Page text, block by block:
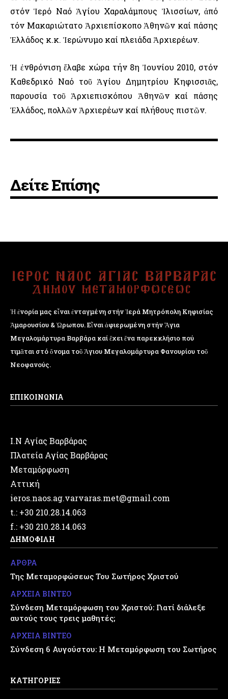
στόν Ἱερό Ναό Ἁγίου Χαραλάμπους Ἰλισσίων, ἀπό
τόν Μακαριώτατο Ἀρχιεπίσκοπο Ἀθηνῶν καί πάσης
Ἑλλάδος κ.κ. Ἱερώνυμο καί πλειάδα Ἀρχιερέων.
Ἡ ἐνθρόνιση ἔλαβε χώρα τήν 8η Ἰουνίου 2010, στόν
Καθεδρικό Ναό τοῦ Ἁγίου Δημητρίου Κηφισσιᾶς,
παρουσία τοῦ Ἀρχιεπισκόπου Ἀθηνῶν καί πάσης
Ἑλλάδος, πολλῶν Ἀρχιερέων καί πλήθους πιστῶν.
Δείτε Επίσης
Ἡ ἐνορία μας εἶναι ἐνταγμένη στήν Ἱερά Μητρόπολη Κηφισίας
Ἁμαρουσίου & Ὠρωπου. Εἶναι ἀφιερωμένη στήν Ἅγια
Μεγαλομάρτυρα Βαρβάρα καί ἔχει ἕνα παρεκκλήσιο πού
τιμᾶται στό ὄνομα τοῦ Ἁγιου Μεγαλομάρτυρα Φανουρίου τοῦ
Νεοφανούς.
ΕΠΙΚΟΙΝΩΝΙΑ
Ι.Ν Αγίας Βαρβάρας
Πλατεία Αγίας Βαρβάρας
Μεταμόρφωση
Αττική
ieros.naos.ag.varvaras.met@gmail.com
t.: +30 210.28.14.063
f.: +30 210.28.14.063
ΔΗΜΟΦΙΛΗ
ΑΡΘΡΑ
Της Μεταμορφώσεως Του Σωτήρος Χριστού
ΑΡΧΕΙΑ ΒΙΝΤΕΟ
Σύνδεση Μεταμόρφωση του Χριστού: Γιατί διάλεξε
αυτούς τους τρεις μαθητές;
ΑΡΧΕΙΑ ΒΙΝΤΕΟ
Σύνδεση 6 Αυγούστου: Η Μεταμόρφωση του Σωτήρος
ΚΑΤΗΓΟΡΙΕΣ